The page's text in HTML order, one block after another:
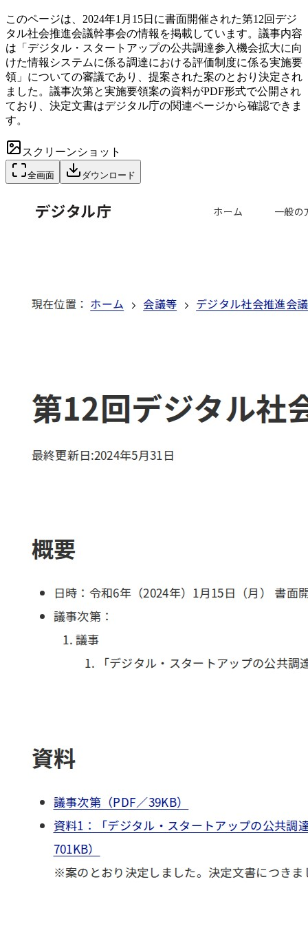
このページは、2024年1月15日に書面開催された第12回デジ
タル社会推進会議幹事会の情報を掲載しています。議事内容
は「デジタル・スタートアップの公共調達参入機会拡大に向
けた情報システムに係る調達における評価制度に係る実施要
領」についての審議であり、提案された案のとおり決定され
ました。議事次第と実施要領案の資料がPDF形式で公開され
ており、決定文書はデジタル庁の関連ページから確認できま
す。
スクリーンショット
全画面 ダウンロード